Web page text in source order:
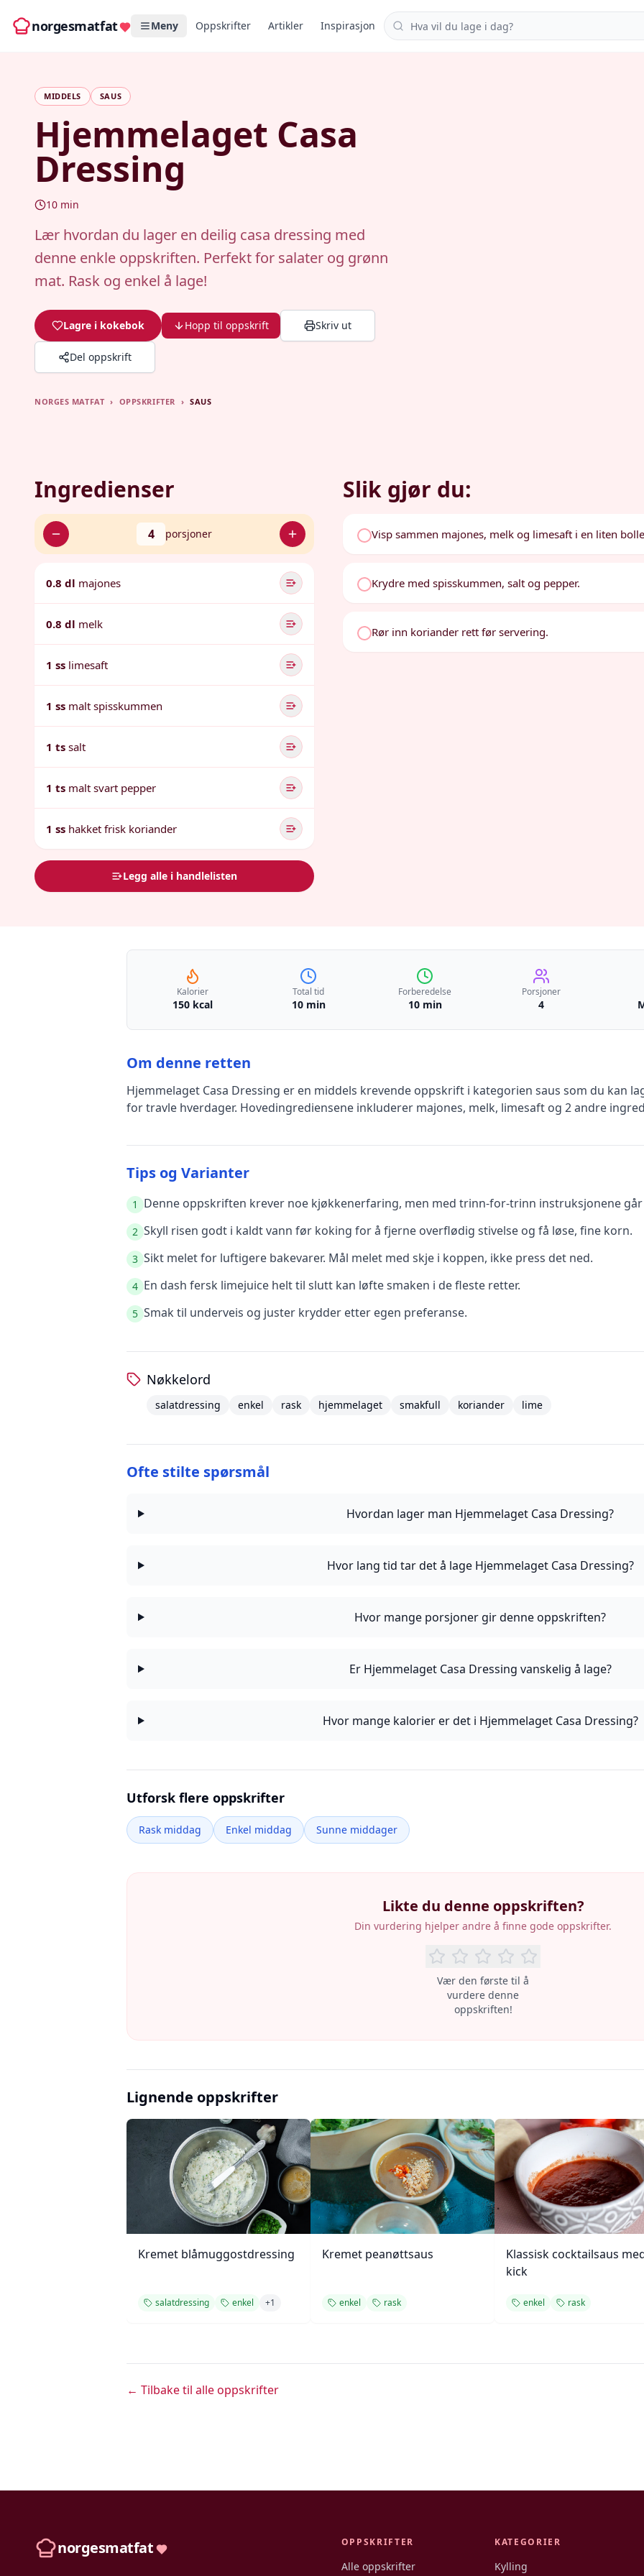
norgesmatfat Meny Oppskrifter Artikler Inspirasjon Søk i oppskrifter
MIDDELS SAUS
Hjemmelaget Casa
Dressing
10 min
Lær hvordan du lager en deilig casa dressing med
denne enkle oppskriften. Perfekt for salater og grønn
mat. Rask og enkel å lage!
Lagre i kokebok Hopp til oppskrift Skriv ut
Del oppskrift
NORGES MATFAT › OPPSKRIFTER › SAUS
Ingredienser
4 porsjoner
0.8 dl majones
0.8 dl melk
1 ss limesaft
1 ss malt spisskummen
1 ts salt
1 ts malt svart pepper
1 ss hakket frisk koriander
Legg alle i handlelisten
Slik gjør du:
Visp sammen majones, melk og limesaft i en liten
Krydre med spisskummen, salt og pepper.
Rør inn koriander rett før servering.
Kalorier
150 kcal
Total tid
10 min
Forberedelse
10 min
Porsjoner
4
Om denne retten
Hjemmelaget Casa Dressing er en middels krevende oppskrift i kategorien saus som du kan
for travle hverdager. Hovedingrediensene inkluderer majones, melk, limesaft og 2 andre
Tips og Varianter
1 Denne oppskriften krever noe kjøkkenerfaring, men med trinn-for-trinn instruksjonene
2 Skyll risen godt i kaldt vann før koking for å fjerne overflødig stivelse og få løse, fine korn.
3 Sikt melet for luftigere bakevarer. Mål melet med skje i koppen, ikke press det ned.
4 En dash fersk limejuice helt til slutt kan løfte smaken i de fleste retter.
5 Smak til underveis og juster krydder etter egen preferanse.
Nøkkelord
salatdressing enkel rask hjemmelaget smakfull koriander lime
Ofte stilte spørsmål
Hvordan lager man Hjemmelaget Casa Dressing?
Hvor lang tid tar det å lage Hjemmelaget Casa Dressing?
Hvor mange porsjoner gir denne oppskriften?
Er Hjemmelaget Casa Dressing vanskelig å lage?
Hvor mange kalorier er det i Hjemmelaget Casa Dressing?
Utforsk flere oppskrifter
Rask middag Enkel middag Sunne middager
Likte du denne oppskriften?
Din vurdering hjelper andre å finne gode oppskrifter.
Vær den første til å
vurdere denne
oppskriften!
Lignende oppskrifter
Kremet blåmuggostdressing
salatdressing enkel +1
Kremet peanøttsaus
enkel rask
Klassisk cocktailsaus
kick
enkel rask
← Tilbake til alle oppskrifter
norgesmatfat OPPSKRIFTER
Alle oppskrifter
KATEGORIER
Kylling